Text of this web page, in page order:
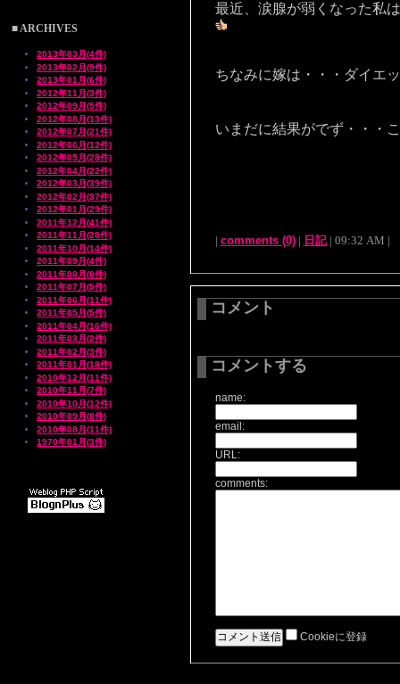
■ ARCHIVES
2013年03月(4件)
2013年02月(9件)
2013年01月(6件)
2012年11月(3件)
2012年09月(5件)
2012年08月(13件)
2012年07月(21件)
2012年06月(12件)
2012年05月(28件)
2012年04月(22件)
2012年03月(39件)
2012年02月(37件)
2012年01月(29件)
2011年12月(41件)
2011年11月(28件)
2011年10月(14件)
2011年09月(4件)
2011年08月(8件)
2011年07月(5件)
2011年06月(11件)
2011年05月(5件)
2011年04月(16件)
2011年03月(2件)
2011年02月(3件)
2011年01月(18件)
2010年12月(11件)
2010年11月(7件)
2010年10月(12件)
2010年09月(8件)
2010年08月(11件)
1970年01月(3件)
最近、涙腺が弱くなった私
ちなみに嫁は・・・ダイエ
いまだに結果がでず・・・
| comments (0)| 日記| 09:32 AM |
コメント
コメントする
name:
email:
URL:
comments:
Cookieに登録